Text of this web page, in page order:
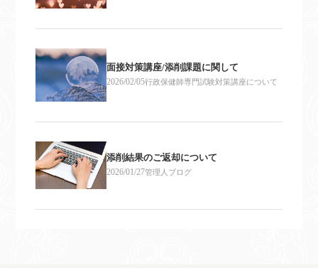
面接対策講座/添削課題に関して
2026/02/05行政保健師専門試験対策講座について
添削結果のご返却について
2026/01/27管理人ブログ